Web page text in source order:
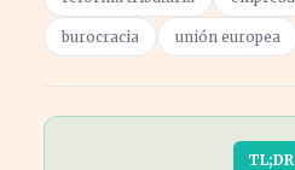
burocracia unión europea
TL;DR